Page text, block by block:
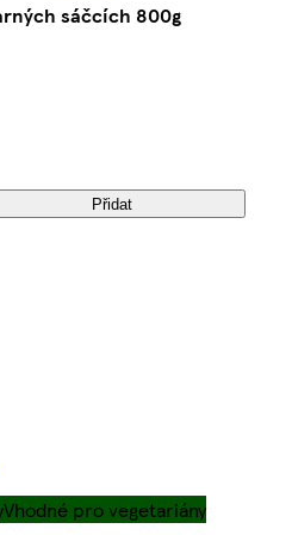
sáčcích 800g
Přidat
Vhodné pro vegetariány